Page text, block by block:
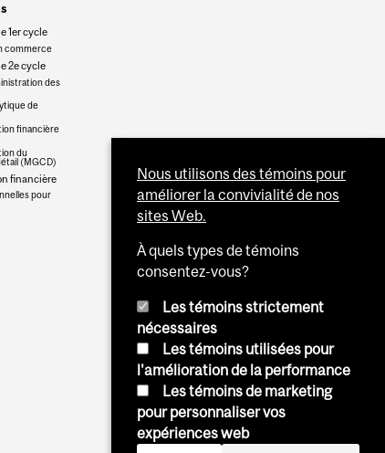
1er cycle
commerce
2e cycle
des
de
financière
du
(MGCD)
financière
pour
Nous utilisons des témoins pour
améliorer la convivialité de nos
sites Web.
À quels types de témoins
consentez-vous?
Les témoins strictement
nécessaires
Les témoins utilisées pour
l'amélioration de la performance
Les témoins de marketing
pour personnaliser vos
expériences web